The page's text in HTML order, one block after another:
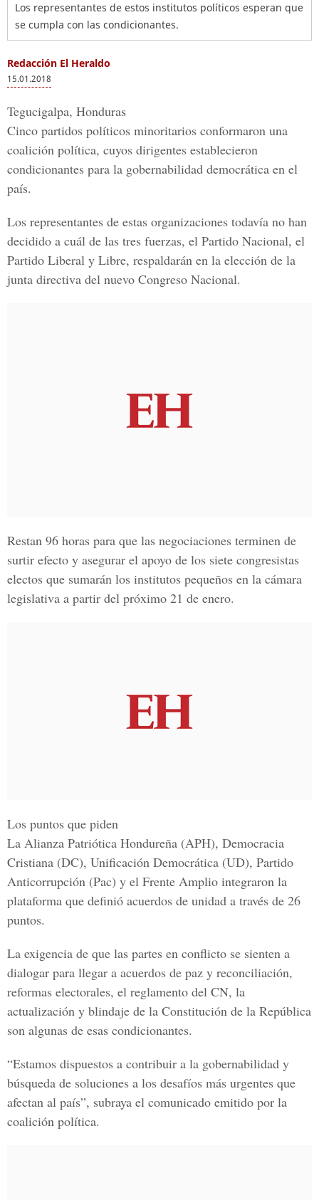
Los representantes de estos institutos políticos esperan que
se cumpla con las condicionantes.
Redacción El Heraldo
15.01.2018
Tegucigalpa, Honduras
Cinco partidos políticos minoritarios conformaron una
coalición política, cuyos dirigentes establecieron
condicionantes para la gobernabilidad democrática en el
país.
Los representantes de estas organizaciones todavía no han
decidido a cuál de las tres fuerzas, el Partido Nacional, el
Partido Liberal y Libre, respaldarán en la elección de la
junta directiva del nuevo Congreso Nacional.
Restan 96 horas para que las negociaciones terminen de
surtir efecto y asegurar el apoyo de los siete congresistas
electos que sumarán los institutos pequeños en la cámara
legislativa a partir del próximo 21 de enero.
Los puntos que piden
La Alianza Patriótica Hondureña (APH), Democracia
Cristiana (DC), Unificación Democrática (UD), Partido
Anticorrupción (Pac) y el Frente Amplio integraron la
plataforma que definió acuerdos de unidad a través de 26
puntos.
La exigencia de que las partes en conflicto se sienten a
dialogar para llegar a acuerdos de paz y reconciliación,
reformas electorales, el reglamento del CN, la
actualización y blindaje de la Constitución de la República
son algunas de esas condicionantes.
“Estamos dispuestos a contribuir a la gobernabilidad y
búsqueda de soluciones a los desafíos más urgentes que
afectan al país”, subraya el comunicado emitido por la
coalición política.